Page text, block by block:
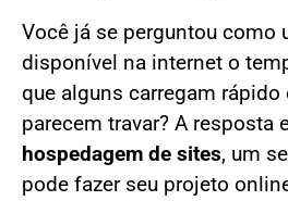
Você já se perguntou como
disponível na internet o
que alguns carregam
parecem travar? A resposta
hospedagem de sites, um
pode fazer seu projeto